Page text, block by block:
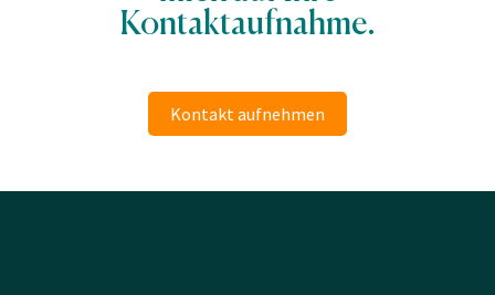
Kontaktaufnahme.
Kontakt aufnehmen